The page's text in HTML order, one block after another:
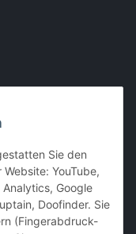
Sie den
YouTube,
Google
Doofinder. Sie
(Fingerabdruck-